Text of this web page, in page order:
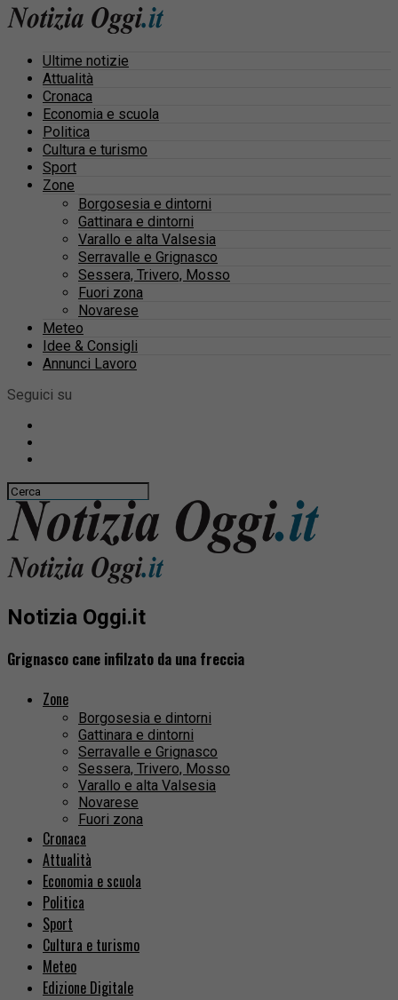
Ultime notizie
Attualità
Cronaca
Economia e scuola
Politica
Cultura e turismo
Sport
Zone
Borgosesia e dintorni
Gattinara e dintorni
Varallo e alta Valsesia
Serravalle e Grignasco
Sessera, Trivero, Mosso
Fuori zona
Novarese
Meteo
Idee & Consigli
Annunci Lavoro
Seguici su
Notizia Oggi.it
Grignasco cane infilzato da una freccia
Zone
Borgosesia e dintorni
Gattinara e dintorni
Serravalle e Grignasco
Sessera, Trivero, Mosso
Varallo e alta Valsesia
Novarese
Fuori zona
Cronaca
Attualità
Economia e scuola
Politica
Sport
Cultura e turismo
Meteo
Edizione Digitale